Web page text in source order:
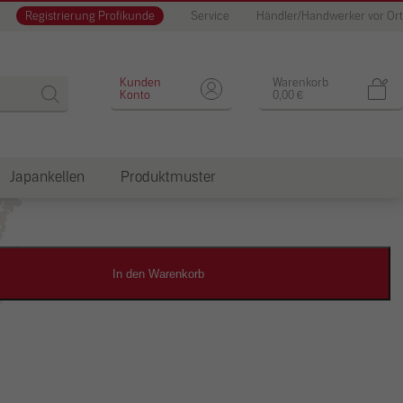
Registrierung Profikunde Service Händler/Handwerker vor Ort
Warenkorb
0,00 €
Kunden
Konto
Japankellen Produktmuster
Designputz
In den Warenkorb